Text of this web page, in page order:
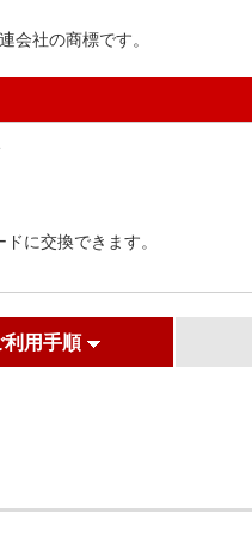
会社の商標です。
に交換できます。
利用手順